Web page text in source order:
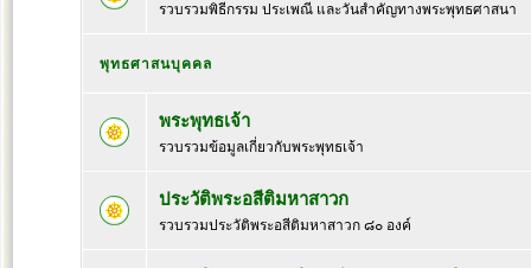
รวบรวมพิธีกรรม ประเพณี และวันสำคัญทางพระพุทธศาสนา
พุทธศาสนบุคคล
พระพุทธเจ้า
รวบรวมข้อมูลเกี่ยวกับพระพุทธเจ้า
ประวัติพระอสีติมหาสาวก
รวบรวมประวัติพระอสีติมหาสาวก ๘๐ องค์